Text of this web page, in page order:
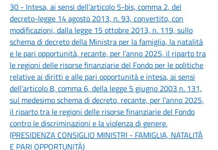
30 - Intesa, ai sensi dell’articolo 5-bis, comma 2, del
decreto-legge 14 agosto 2013, n. 93, convertito, con
modificazioni, dalla legge 15 ottobre 2013, n. 119, sullo
schema di decreto della Ministra per la famiglia, la natalità
e le pari opportunità, recante, per l’anno 2025, il riparto tra
le regioni delle risorse finanziarie del Fondo per le politiche
relative ai diritti e alle pari opportunità e intesa, ai sensi
dell’articolo 8, comma 6, della legge 5 giugno 2003 n. 131,
sul medesimo schema di decreto, recante, per l’anno 2025,
il riparto tra le regioni delle risorse finanziarie del Fondo
contro le discriminazioni e la violenza di genere.
(PRESIDENZA CONSIGLIO MINISTRI - FAMIGLIA, NATALITÀ
E PARI OPPORTUNITÀ)